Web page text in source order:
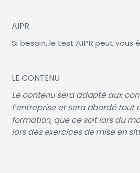
AIPR
Si besoin, le test AIPR peut vous
LE CONTENU
Le contenu sera adapté aux
l’entreprise et sera abordé tout
formation, que ce soit lors du
lors des exercices de mise en